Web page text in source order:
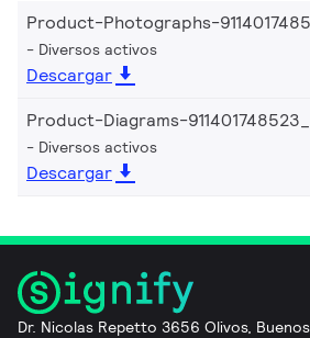
Product-Photographs-
Diversos activos
Descargar
Product-Diagrams-
Diversos activos
Descargar
Dr. Nicolas Repetto 3656 Olivos,